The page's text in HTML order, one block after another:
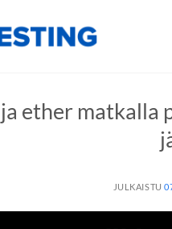
ether matkalla
JULKAISTU